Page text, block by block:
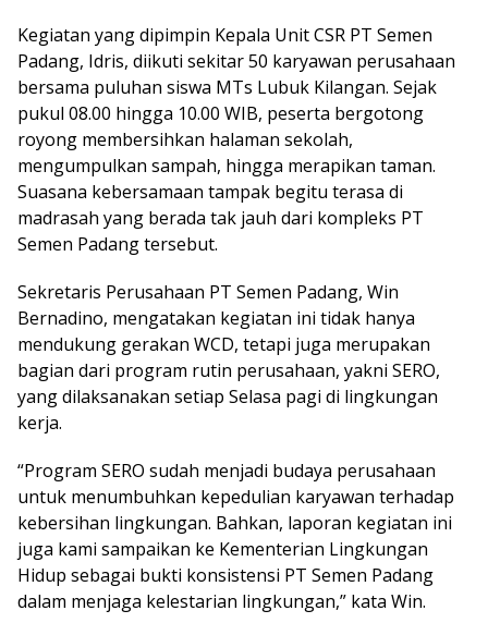
Kegiatan yang dipimpin Kepala Unit CSR PT Semen
Padang, Idris, diikuti sekitar 50 karyawan perusahaan
bersama puluhan siswa MTs Lubuk Kilangan. Sejak
pukul 08.00 hingga 10.00 WIB, peserta bergotong
royong membersihkan halaman sekolah,
mengumpulkan sampah, hingga merapikan taman.
Suasana kebersamaan tampak begitu terasa di
madrasah yang berada tak jauh dari kompleks PT
Semen Padang tersebut.
Sekretaris Perusahaan PT Semen Padang, Win
Bernadino, mengatakan kegiatan ini tidak hanya
mendukung gerakan WCD, tetapi juga merupakan
bagian dari program rutin perusahaan, yakni SERO,
yang dilaksanakan setiap Selasa pagi di lingkungan
kerja.
“Program SERO sudah menjadi budaya perusahaan
untuk menumbuhkan kepedulian karyawan terhadap
kebersihan lingkungan. Bahkan, laporan kegiatan ini
juga kami sampaikan ke Kementerian Lingkungan
Hidup sebagai bukti konsistensi PT Semen Padang
dalam menjaga kelestarian lingkungan,” kata Win.